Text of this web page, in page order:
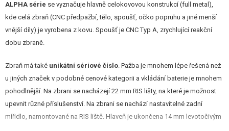
OUTDOOR A BUSHCRAFT
JÍDLO
STAVEBNICE, MODELY
REKLAMNÍ PŘEDMĚTY
POŠKOZENÉ, POUŽITÉ ZBOŽÍ
ALPHA série se vyznačuje hlavně celokovovou konstrukcí (full metal),
kde celá zbraň (CNC předpažbí, tělo, spoušť, očko popruhu a jiné menší
vnější díly) je vyrobena z kovu. Spoušť je CNC Typ A, zrychlující reakční
dobu zbraně.
Zbraň má také unikátní sériové číslo. Pažba je mnohem lépe řešená než
u jiných značek v podobné cenové kategorii a vkládání baterie je mnohem
pohodlnější. Na zbrani se nacházejí 22 mm RIS lišty, na které je možnost
upevnit různé příslušenství. Na zbrani se nachází nastavitelné zadní
mířidlo, namontované na RIS liště. Hlaveň je ukončena 14 mm levotočivým